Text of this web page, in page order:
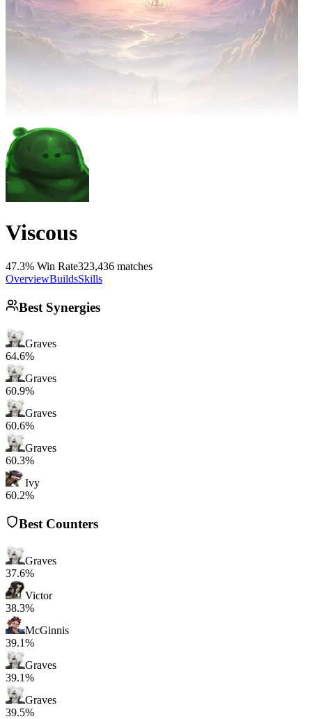
Viscous
47.3% Win Rate323,436 matches
OverviewBuildsSkills
Best Synergies
Graves
64.6%
Graves
60.9%
Graves
60.6%
Graves
60.3%
Ivy
60.2%
Best Counters
Graves
37.6%
Victor
38.3%
McGinnis
39.1%
Graves
39.1%
Graves
39.5%